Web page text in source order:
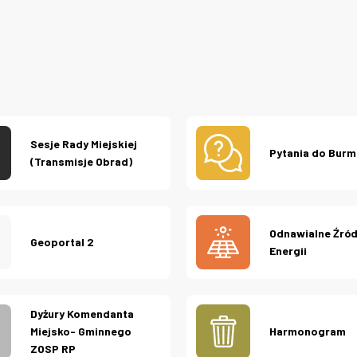
Sesje Rady Miejskiej
(Transmisje Obrad)
Pytania do
Geoportal 2
Odnawialne
Energii
Dyżury Komendanta
Miejsko- Gminnego
ZOSP RP
Harmonogram